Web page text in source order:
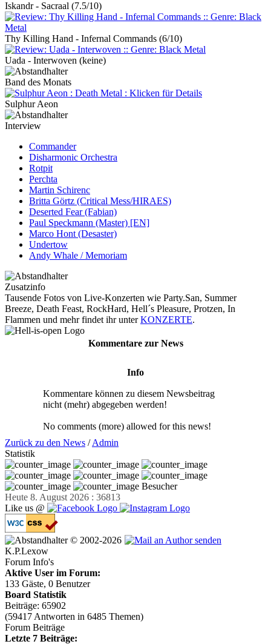
Iskandr - Sacraal (7.5/10)
Thy Killing Hand - Infernal Commands (6/10)
Uada - Interwoven (keine)
Band des Monats
Sulphur Aeon
Interview
Commander
Disharmonic Orchestra
Rotpit
Perchta
Martin Schirenc
Britta Görtz (Critical Mess/HIRAES)
Deserted Fear (Fabian)
Paul Speckmann (Master) [EN]
Marco Hont (Desaster)
Undertow
Andy Whale / Memoriam
Zusatzinfo
Tausende Fotos von Live-Konzerten wie Party.San, Summer
Breeze, Death Feast, RockHard, Hell´s Pleasure, Protzen, In
Flammen und mehr findet ihr unterKONZERTE.
Kommentare zur News
Info
Kommentare können zu diesem Newsbeitrag
nicht (mehr) abgegeben werden!
No comments (more) allowed for this news!
Zurück zu den News /Admin
Statistik
Besucher
Heute 8. August 2026 : 36813
Like us @
© 2002-2026
K.P.Lexow
Forum Info's
Aktive User im Forum:
133 Gäste, 0 Benutzer
Board Statistik
Beiträge: 65902
(59417 Antworten in 6485 Themen)
Forum Beiträge
Letzte 7 Beiträge: